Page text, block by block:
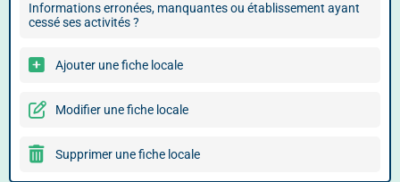
Informations erronées, manquantes ou établissement ayant
cessé ses activités ?
Ajouter une fiche locale
Modifier une fiche locale
Supprimer une fiche locale